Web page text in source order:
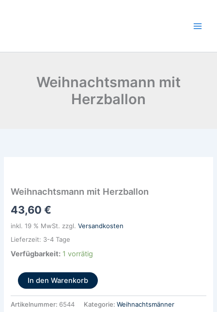
Weihnachtsmann mit
Herzballon
Weihnachtsmann mit Herzballon
43,60€
inkl. 19 % MwSt. zzgl.Versandkosten
Lieferzeit: 3-4 Tage
Verfügbarkeit: 1 vorrätig
Menge
In den Warenkorb
Artikelnummer: 6544 Kategorie:Weihnachtsmänner